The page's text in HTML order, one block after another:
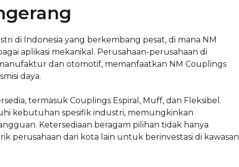
di Indonesia yang berkembang pesat, di mana NM
aplikasi mekanikal. Perusahaan-perusahaan di
dan otomotif, memanfaatkan NM Couplings
daya.
termasuk Couplings Espiral, Muff, dan Fleksibel.
kebutuhan spesifik industri, memungkinkan
Ketersediaan beragam pilihan tidak hanya
perusahaan dari kota lain untuk berinvestasi di kawasan